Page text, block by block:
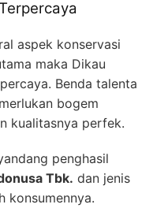
aspek konservasi
maka Dikau
Benda talenta
bogem
kualitasnya perfek.
penghasil
Tbk. dan jenis
konsumennya.